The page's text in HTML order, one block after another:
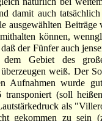
damit auch
ausgewählten
können,
der Fünfer auch
dem Gebiet des
weiß. Der
Aufnahmen wurde
(soll
als
gekommen zu sein